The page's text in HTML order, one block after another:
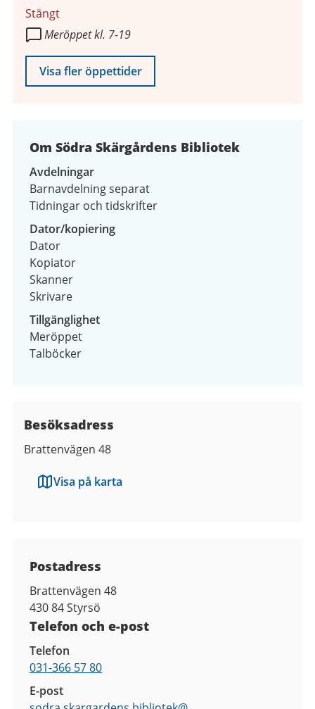
augusti
2026
Stängt
Meröppet kl. 7-19
Visa fler öppettider
Om Södra Skärgårdens Bibliotek
Avdelningar
Barnavdelning separat
Tidningar och tidskrifter
Dator/kopiering
Dator
Kopiator
Skanner
Skrivare
Tillgänglighet
Meröppet
Talböcker
Besöksadress
Brattenvägen 48
Visa på karta
Postadress
Brattenvägen 48
430 84Styrsö
Telefon och e-post
Telefon
031-366 57 80
E-post